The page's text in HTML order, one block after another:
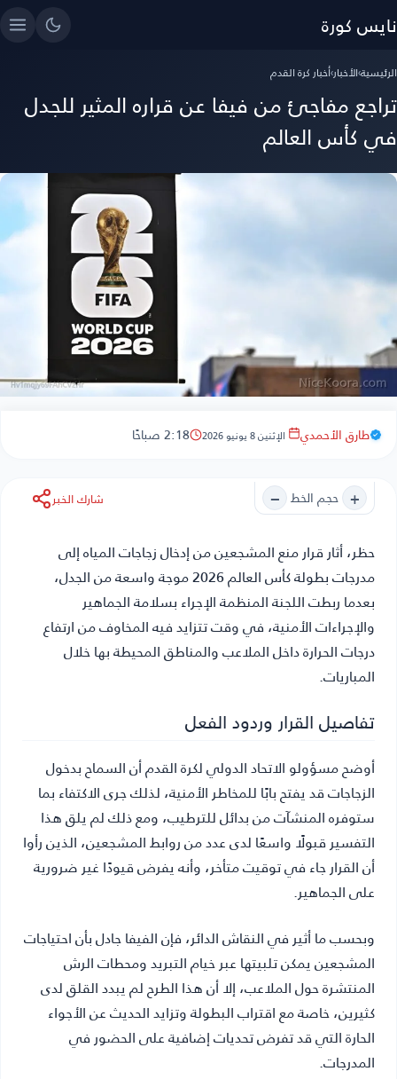
نايس كورة
الرئيسية›الأخبار›أخبار كرة القدم
تراجع مفاجئ من فيفا عن قراره المثير للجدل
في كأس العالم
طارق الأحمدي الإثنين 8 يونيو 2026 2:18 صباحًا
+ حجم الخط − شارك الخبر
حظر، أثار قرار منع المشجعين من إدخال زجاجات المياه إلى
مدرجات بطولة كأس العالم 2026 موجة واسعة من الجدل،
بعدما ربطت اللجنة المنظمة الإجراء بسلامة الجماهير
والإجراءات الأمنية، في وقت تتزايد فيه المخاوف من ارتفاع
درجات الحرارة داخل الملاعب والمناطق المحيطة بها خلال
المباريات.
تفاصيل القرار وردود الفعل
أوضح مسؤولو الاتحاد الدولي لكرة القدم أن السماح بدخول
الزجاجات قد يفتح بابًا للمخاطر الأمنية، لذلك جرى الاكتفاء بما
ستوفره المنشآت من بدائل للترطيب، ومع ذلك لم يلق هذا
التفسير قبولًا واسعًا لدى عدد من روابط المشجعين، الذين رأوا
أن القرار جاء في توقيت متأخر، وأنه يفرض قيودًا غير ضرورية
على الجماهير.
وبحسب ما أثير في النقاش الدائر، فإن الفيفا جادل بأن احتياجات
المشجعين يمكن تلبيتها عبر خيام التبريد ومحطات الرش
المنتشرة حول الملاعب، إلا أن هذا الطرح لم يبدد القلق لدى
كثيرين، خاصة مع اقتراب البطولة وتزايد الحديث عن الأجواء
الحارة التي قد تفرض تحديات إضافية على الحضور في
المدرجات.